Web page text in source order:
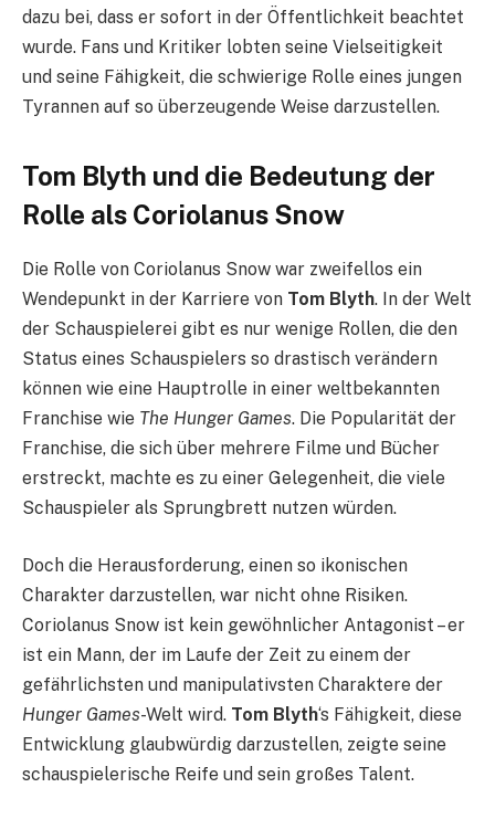
dazu bei, dass er sofort in der Öffentlichkeit beachtet
wurde. Fans und Kritiker lobten seine Vielseitigkeit
und seine Fähigkeit, die schwierige Rolle eines jungen
Tyrannen auf so überzeugende Weise darzustellen.
Tom Blyth und die Bedeutung der
Rolle als Coriolanus Snow
Die Rolle von Coriolanus Snow war zweifellos ein
Wendepunkt in der Karriere von Tom Blyth. In der Welt
der Schauspielerei gibt es nur wenige Rollen, die den
Status eines Schauspielers so drastisch verändern
können wie eine Hauptrolle in einer weltbekannten
Franchise wie The Hunger Games. Die Popularität der
Franchise, die sich über mehrere Filme und Bücher
erstreckt, machte es zu einer Gelegenheit, die viele
Schauspieler als Sprungbrett nutzen würden.
Doch die Herausforderung, einen so ikonischen
Charakter darzustellen, war nicht ohne Risiken.
Coriolanus Snow ist kein gewöhnlicher Antagonist – er
ist ein Mann, der im Laufe der Zeit zu einem der
gefährlichsten und manipulativsten Charaktere der
Hunger Games-Welt wird. Tom Blyth‘s Fähigkeit, diese
Entwicklung glaubwürdig darzustellen, zeigte seine
schauspielerische Reife und sein großes Talent.